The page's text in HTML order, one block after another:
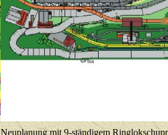
Neuplanung mit 9-ständigem